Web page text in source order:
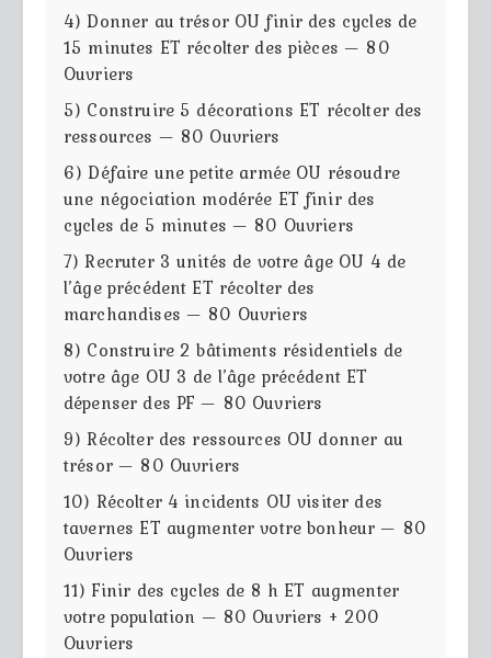
4) Donner au trésor OU finir des cycles de
15 minutes ET récolter des pièces — 80
Ouvriers
5) Construire 5 décorations ET récolter des
ressources — 80 Ouvriers
6) Défaire une petite armée OU résoudre
une négociation modérée ET finir des
cycles de 5 minutes — 80 Ouvriers
7) Recruter 3 unités de votre âge OU 4 de
l’âge précédent ET récolter des
marchandises — 80 Ouvriers
8) Construire 2 bâtiments résidentiels de
votre âge OU 3 de l’âge précédent ET
dépenser des PF — 80 Ouvriers
9) Récolter des ressources OU donner au
trésor — 80 Ouvriers
10) Récolter 4 incidents OU visiter des
tavernes ET augmenter votre bonheur — 80
Ouvriers
11) Finir des cycles de 8 h ET augmenter
votre population — 80 Ouvriers + 200
Ouvriers